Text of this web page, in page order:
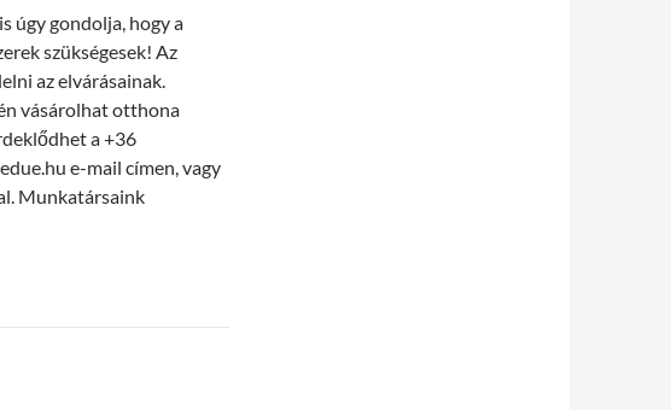
úgy gondolja, hogy a
szükségesek! Az
az elvárásainak.
vásárolhat otthona
a +36
e-mail címen, vagy
Munkatársaink